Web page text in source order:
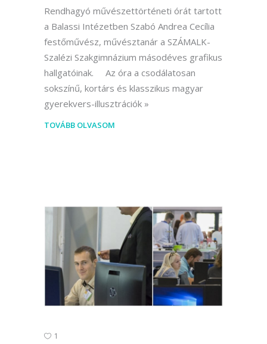
Rendhagyó művészettörténeti órát tartott
a Balassi Intézetben Szabó Andrea Cecília
festőművész, művésztanár a SZÁMALK-
Szalézi Szakgimnázium másodéves grafikus
hallgatóinak. Az óra a csodálatosan
sokszínű, kortárs és klasszikus magyar
gyerekvers-illusztrációk
TOVÁBB OLVASOM
1